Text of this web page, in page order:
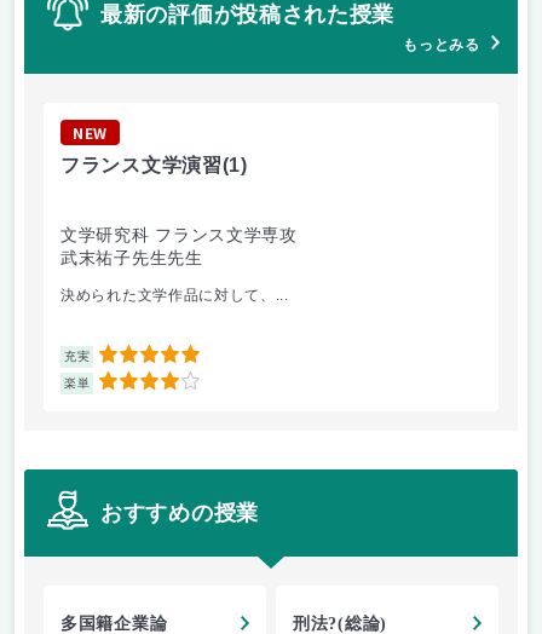
最新の評価が投稿された授業
もっとみる
NEW
フランス文学演習(1)
文学研究科 フランス文学専攻
武末祐子先生先生
決められた文学作品に対して、...
充実 5
楽単 4
おすすめの授業
多国籍企業論 刑法?(総論)